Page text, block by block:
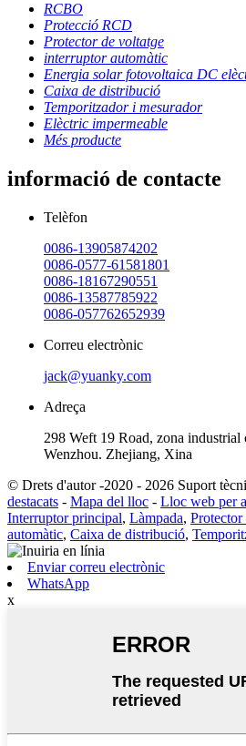
RCBO
Protecció RCD
Protector de voltatge
interruptor automàtic
Energia solar fotovoltaica DC
Caixa de distribució
Temporitzador i mesurador
Elèctric impermeable
Més producte
informació de contacte
Telèfon
0086-13905874202
0086-0577-61581801
0086-18167290551
0086-13587785922
0086-057762652939
Correu electrònic
jack@yuanky.com
Adreça
298 Weft 19 Road, zona industrial
Wenzhou. Zhejiang, Xina
© Drets d'autor -2020 - 2026 Suport
destacats - Mapa del lloc - Lloc web per
Interruptor principal, Làmpada,
automàtic, Caixa de distribució,
Enviar correu electrònic
WhatsApp
x